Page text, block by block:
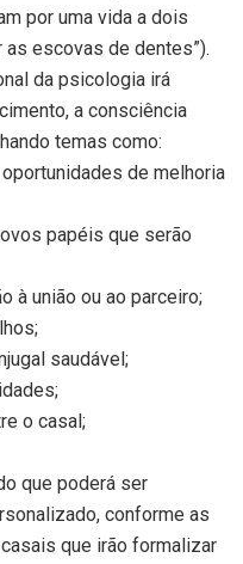
por uma vida a dois
as escovas de dentes”).
da psicologia irá
a consciência
temas como:
de melhoria
papéis que serão
à união ou ao parceiro;
saudável;
o casal;
que poderá ser
conforme as
que irão formalizar